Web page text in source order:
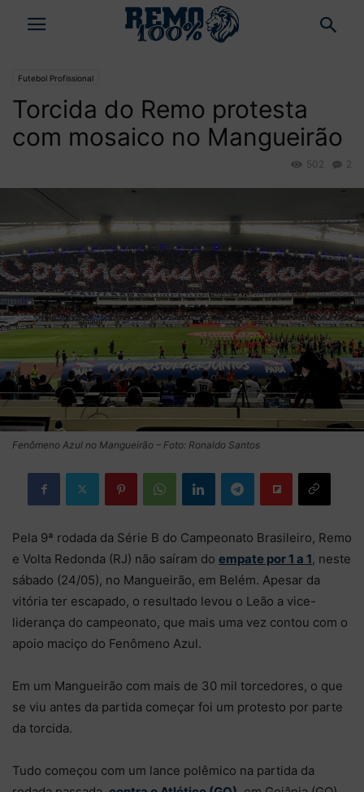
Futebol Profissional
Torcida do Remo protesta
com mosaico no Mangueirão
2
502
Fenômeno Azul no Mangueirão – Foto: Ronaldo Santos
Pela 9ª rodada da Série B do Campeonato Brasileiro, Remo
e Volta Redonda (RJ) não saíram do empate por 1 a 1, neste
sábado (24/05), no Mangueirão, em Belém. Apesar da
vitória ter escapado, o resultado levou o Leão a vice-
liderança do campeonato, que mais uma vez contou com o
apoio maciço do Fenômeno Azul.
Em um Mangueirão com mais de 30 mil torcedores, o que
se viu antes da partida começar foi um protesto por parte
da torcida.
Tudo começou com um lance polêmico na partida da